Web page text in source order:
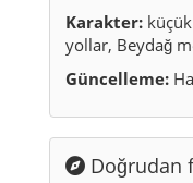
Karakter:
yollar, Beydağ
Güncelleme:
Doğrudan